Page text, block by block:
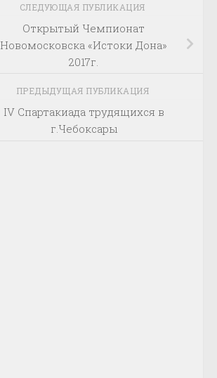
СЛЕДУЮЩАЯ ПУБЛИКАЦИЯ
Открытый Чемпионат
Новомосковска «Истоки Дона»
2017г.
ПРЕДЫДУЩАЯ ПУБЛИКАЦИЯ
IV Спартакиада трудящихся в
г.Чебоксары